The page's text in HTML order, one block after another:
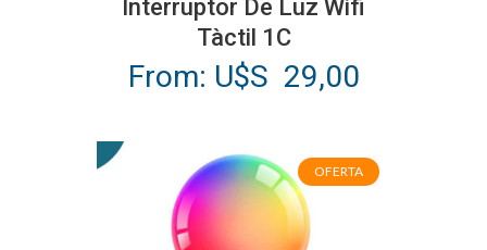
variantes.
se
pueden
elegir
Interruptor De Luz Wifi
Tàctil 1C
From: U$S 29,00
OFERTA